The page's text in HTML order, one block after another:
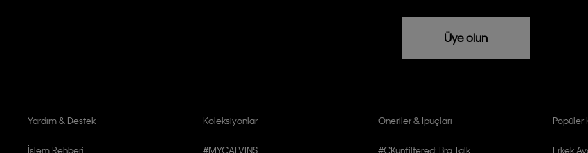
Üye olun
Yardım & Destek
İşlem Rehberi
Koleksiyonlar
#MYCALVINS
Öneriler & İpuçları
#CKunfiltered: Bra Talk
Popüler
Erkek